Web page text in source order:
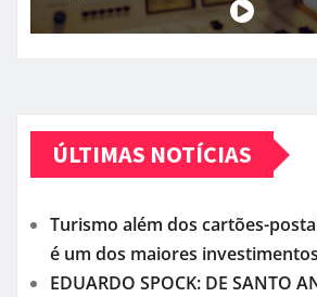
ÚLTIMAS NOTÍCIAS
Turismo além dos cartões-
é um dos maiores
EDUARDO SPOCK: DE SANTO